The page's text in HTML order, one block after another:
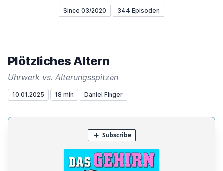
Since 03/2020 344 Episoden
Plötzliches Altern
Uhrwerk vs. Alterungsspitzen
10.01.2025 18 min Daniel Finger